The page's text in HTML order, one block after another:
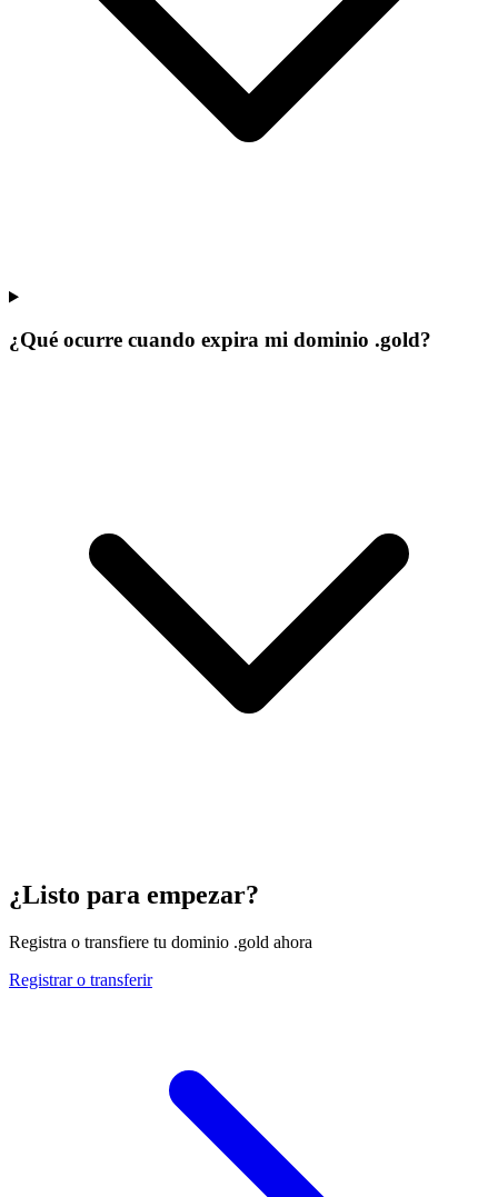
¿Qué ocurre cuando expira mi dominio .gold?
¿Listo para empezar?
Registra o transfiere tu dominio .gold ahora
Registrar o transferir